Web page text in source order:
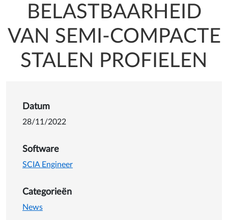
BELASTBAARHEID
VAN SEMI-COMPACTE
STALEN PROFIELEN
Details van Over de
Datum
28/11/2022
Software
SCIA Engineer
Categorieën
News